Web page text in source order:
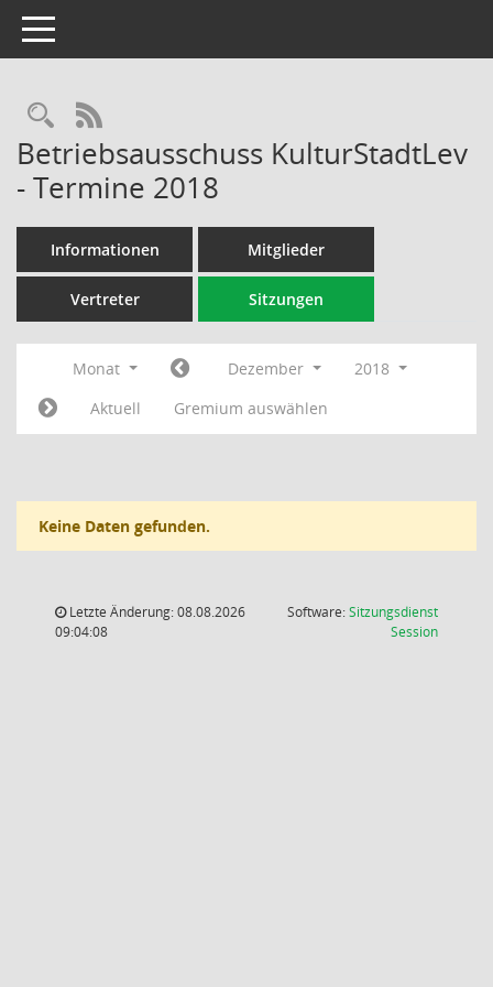
Toggle navigation
Rechercheauswahl
RSS-Feed
Betriebsausschuss KulturStadtLev
- Termine 2018
Informationen Mitglieder
Vertreter Sitzungen
Monat Dezember
2018
Aktuell
Gremium auswählen
Keine Daten gefunden.
Letzte Änderung: 08.08.2026
09:04:08
Software:Sitzungsdienst
Session(Wird in